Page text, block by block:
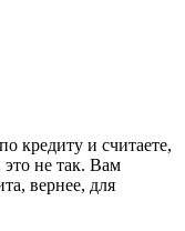
кредиту и считаете,
это не так. Вам
вернее, для